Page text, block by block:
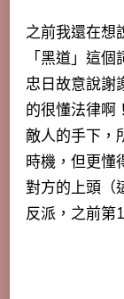
之前我還在想
「黑道」這
忠日故意說謝
的很懂法律啊
敵人的手下，
時機，但更懂
對方的上頭（
反派，之前第